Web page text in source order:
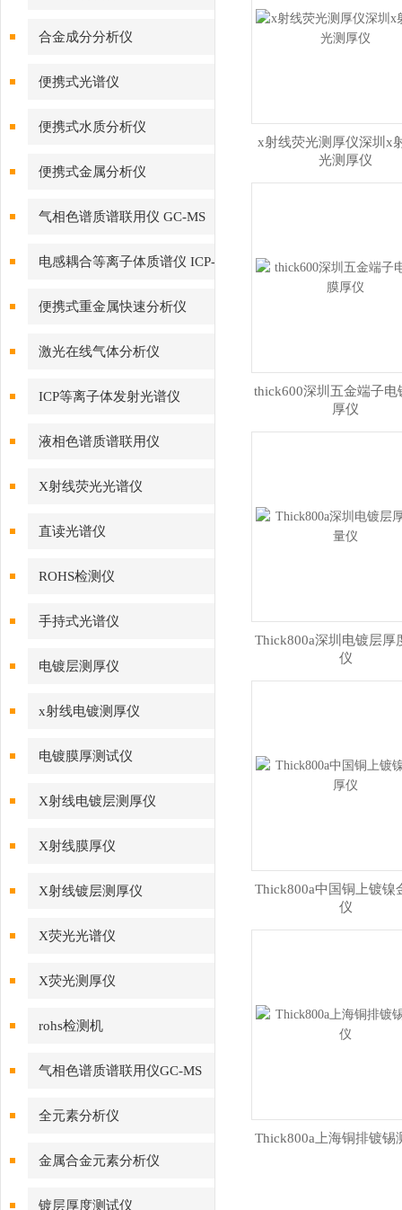
合金成分分析仪
便携式光谱仪
便携式水质分析仪
便携式金属分析仪
气相色谱质谱联用仪 GC-MS
电感耦合等离子体质谱仪 ICP-
MS
便携式重金属快速分析仪
激光在线气体分析仪
ICP等离子体发射光谱仪
液相色谱质谱联用仪
X射线荧光光谱仪
直读光谱仪
ROHS检测仪
手持式光谱仪
电镀层测厚仪
x射线电镀测厚仪
电镀膜厚测试仪
X射线电镀层测厚仪
X射线膜厚仪
X射线镀层测厚仪
X荧光光谱仪
X荧光测厚仪
rohs检测机
气相色谱质谱联用仪GC-MS
全元素分析仪
金属合金元素分析仪
镀层厚度测试仪
x射线荧光测厚仪深圳x
光测厚仪
thick600深圳五金端子电
厚仪
Thick800a深圳电镀层厚
仪
Thick800a中国铜上镀镍
仪
Thick800a上海铜排镀锡